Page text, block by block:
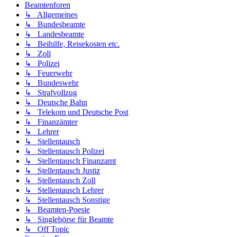
Beamtenforen
↳ Allgemeines
↳ Bundesbeamte
↳ Landesbeamte
↳ Beihilfe, Reisekosten etc.
↳ Zoll
↳ Polizei
↳ Feuerwehr
↳ Bundeswehr
↳ Strafvollzug
↳ Deutsche Bahn
↳ Telekom und Deutsche Post
↳ Finanzämter
↳ Lehrer
↳ Stellentausch
↳ Stellentausch Polizei
↳ Stellentausch Finanzamt
↳ Stellentausch Justiz
↳ Stellentausch Zoll
↳ Stellentausch Lehrer
↳ Stellentausch Sonstige
↳ Beamten-Poesie
↳ Singlebörse für Beamte
↳ Off Topic